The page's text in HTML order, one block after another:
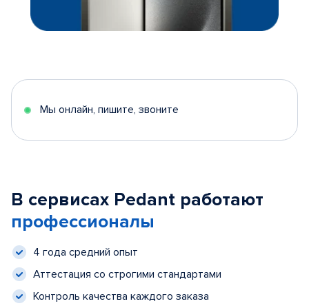
Мы онлайн, пишите, звоните
В сервисах Pedant работают
профессионалы
4 года средний опыт
Аттестация со строгими стандартами
Контроль качества каждого заказа